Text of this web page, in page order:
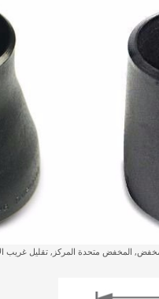
المخفض متحدة المركز, تقليل غريب